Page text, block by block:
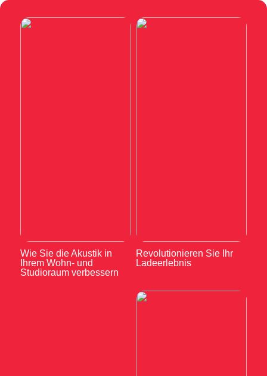
Wie Sie die Akustik in
Ihrem Wohn- und
Studioraum verbessern
Revolutionieren Sie Ihr
Ladeerlebnis